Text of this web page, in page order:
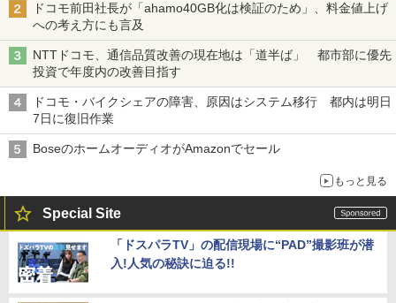
ドコモ前田社長が「ahamo40GB化は検証のため」、料金値上げ
への考え方にも言及
NTTドコモ、通信品質改善の現在地は「道半ば」 都市部に優先
投資で年度内の改善目指す
ドコモ・バイクシェアの障害、原因はシステム移行 都内は明日
7日に復旧作業
BoseのホームオーディオがAmazonでセール
もっと見る
Special Site
「ドスパラTV」の配信現場に“PAD”撮影班が潜
入!人気の秘訣に迫る!!